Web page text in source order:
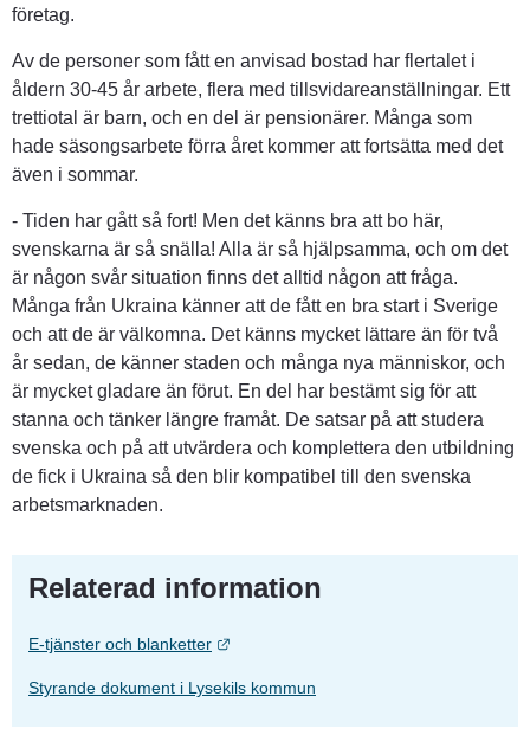
företag.
Av de personer som fått en anvisad bostad har flertalet i
åldern 30-45 år arbete, flera med tillsvidareanställningar. Ett
trettiotal är barn, och en del är pensionärer. Många som
hade säsongsarbete förra året kommer att fortsätta med det
även i sommar.
- Tiden har gått så fort! Men det känns bra att bo här,
svenskarna är så snälla! Alla är så hjälpsamma, och om det
är någon svår situation finns det alltid någon att fråga.
Många från Ukraina känner att de fått en bra start i Sverige
och att de är välkomna. Det känns mycket lättare än för två
år sedan, de känner staden och många nya människor, och
är mycket gladare än förut. En del har bestämt sig för att
stanna och tänker längre framåt. De satsar på att studera
svenska och på att utvärdera och komplettera den utbildning
de fick i Ukraina så den blir kompatibel till den svenska
arbetsmarknaden.
Relaterad information
E-tjänster och blanketter Länk till annan webbplats.
Styrande dokument i Lysekils kommun